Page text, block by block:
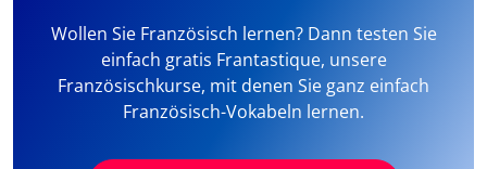
Wollen Sie Französisch lernen? Dann testen Sie
einfach gratis Frantastique, unsere
Französischkurse, mit denen Sie ganz einfach
Französisch-Vokabeln lernen.